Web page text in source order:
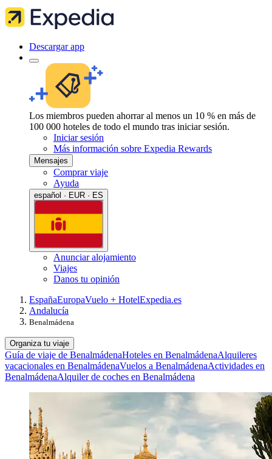
Descargar app
Los miembros pueden ahorrar al menos un 10 % en más de
100 000 hoteles de todo el mundo tras iniciar sesión.
Iniciar sesión
Más información sobre Expedia Rewards
Mensajes
Comprar viaje
Ayuda
español · EUR · ES
Anunciar alojamiento
Viajes
Danos tu opinión
EspañaEuropaVuelo + HotelExpedia.es
Andalucía
Benalmádena
Organiza tu viaje
Guía de viaje de BenalmádenaHoteles en BenalmádenaAlquileres
vacacionales en BenalmádenaVuelos a BenalmádenaActividades en
BenalmádenaAlquiler de coches en Benalmádena